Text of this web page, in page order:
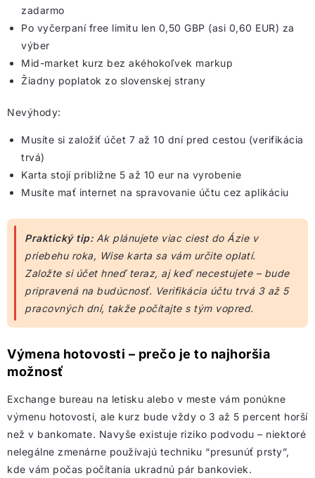
zadarmo
Po vyčerpaní free limitu len 0,50 GBP (asi 0,60 EUR) za
výber
Mid-market kurz bez akéhokoľvek markup
Žiadny poplatok zo slovenskej strany
Nevýhody:
Musíte si založiť účet 7 až 10 dní pred cestou (verifikácia
trvá)
Karta stojí približne 5 až 10 eur na vyrobenie
Musíte mať internet na spravovanie účtu cez aplikáciu
Praktický tip:Ak plánujete viac ciest do Ázie v
priebehu roka, Wise karta sa vám určite oplatí.
Založte si účet hneď teraz, aj keď necestujete – bude
pripravená na budúcnosť. Verifikácia účtu trvá 3 až 5
pracovných dní, takže počítajte s tým vopred.
Výmena hotovosti – prečo je to najhoršia
možnosť
Exchange bureau na letisku alebo v meste vám ponúkne
výmenu hotovosti, ale kurz bude vždy o 3 až 5 percent horší
než v bankomate. Navyše existuje riziko podvodu – niektoré
nelegálne zmenárne používajú techniku “presunúť prsty”,
kde vám počas počítania ukradnú pár bankoviek.